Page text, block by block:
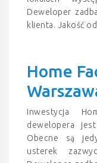
Deweloper
klienta. Jakość
Home
Inwestycja
dewelopera
Obecne są
usterek